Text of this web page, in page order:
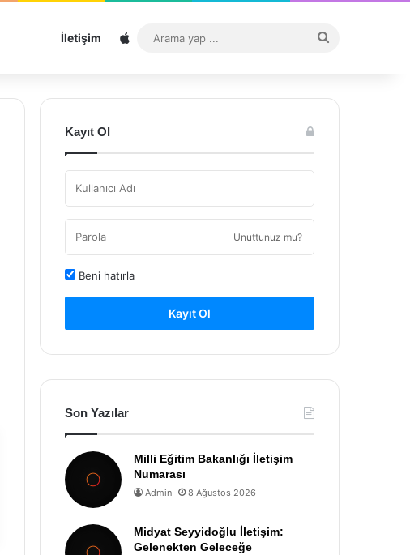
İletişim Sitemap
...
Kayıt Ol
Unuttunuz mu?
Beni hatırla
Kayıt Ol
Son Yazılar
Milli Eğitim Bakanlığı İletişim
Numarası
Admin 8 Ağustos 2026
Midyat Seyyidoğlu İletişim:
Gelenekten Geleceğe